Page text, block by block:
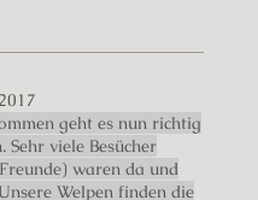
geht es nun richtig
viele Besücher
waren da und
Welpen finden die